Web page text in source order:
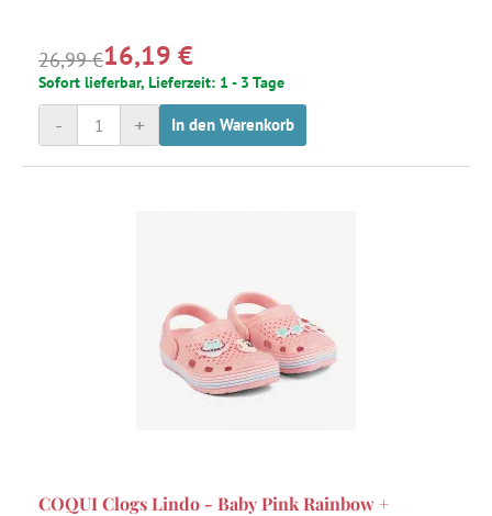
26,99 €16,19 €
Sofort lieferbar, Lieferzeit: 1 - 3 Tage
+
- In den Warenkorb
COQUI Clogs Lindo - Baby Pink Rainbow +